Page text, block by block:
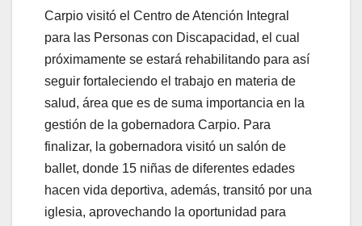
Carpio visitó el Centro de Atención Integral
para las Personas con Discapacidad, el cual
próximamente se estará rehabilitando para así
seguir fortaleciendo el trabajo en materia de
salud, área que es de suma importancia en la
gestión de la gobernadora Carpio. Para
finalizar, la gobernadora visitó un salón de
ballet, donde 15 niñas de diferentes edades
hacen vida deportiva, además, transitó por una
iglesia, aprovechando la oportunidad para